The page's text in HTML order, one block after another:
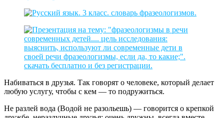
Набиваться в друзья. Так говорят о человеке, который делает
любую услугу, чтобы с кем — то подружиться.
Не разлей вода (Водой не разольешь) — говорится о крепкой